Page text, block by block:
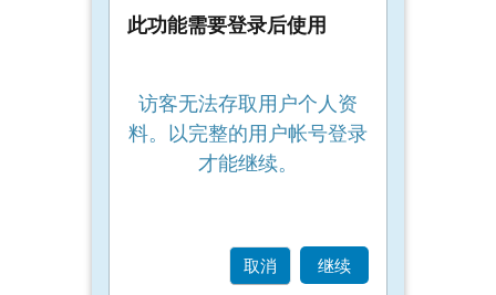
此功能需要登录后使用
访客无法存取用户个人资
料。以完整的用户帐号登录
才能继续。
取消 继续